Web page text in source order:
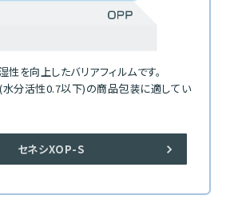
を向上したバリアフィルムです。
分活性0.7以下)の商品包装に適してい
セネシXOP-S